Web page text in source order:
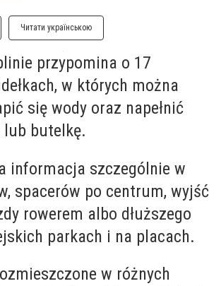
Читати українською
przypomina o 17
w których można
się wody oraz napełnić
lub butelkę.
informacja szczególnie w
spacerów po centrum, wyjść
rowerem albo dłuższego
parkach i na placach.
w różnych